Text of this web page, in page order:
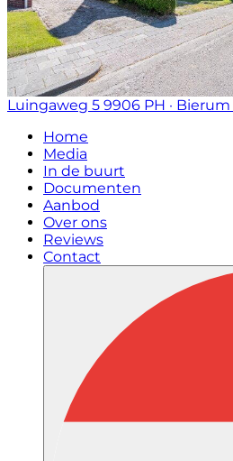
Luingaweg 5 9906 PH · Bierum
Home
Media
In de buurt
Documenten
Aanbod
Over ons
Reviews
Contact